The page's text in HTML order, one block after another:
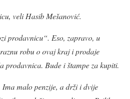
veli Hasib Mešanović.
prodavnicu“. Eso, zapravo, u
robu o ovaj kraj i prodaje
prodavnica. Bude i štampe za kupiti.
Ima malo penzije, a drži i dvije